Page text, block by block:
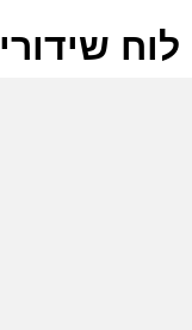
לוח שידורים